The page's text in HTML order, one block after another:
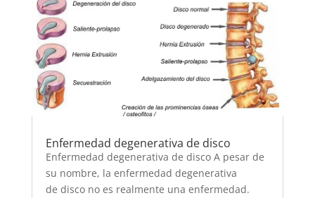
Enfermedad degenerativa de disco
Enfermedad degenerativa de disco A pesar de
su nombre, la enfermedad degenerativa
de disco no es realmente una enfermedad.